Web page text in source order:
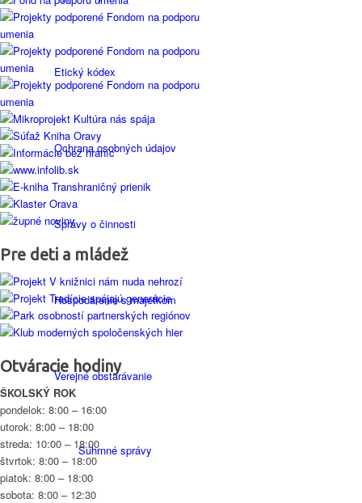
Etický kódex
Ochrana osobných údajov
Správy o činnosti
Hospodárenie s majetkom
Verejné obstarávanie
Súhrnné správy
Pre deti a mládež
Otváracie hodiny
ŠKOLSKÝ ROK
pondelok: 8:00 – 16:00
utorok: 8:00 – 18:00
streda: 10:00 – 18:00
štvrtok: 8:00 – 18:00
piatok: 8:00 – 18:00
sobota: 8:00 – 12:30